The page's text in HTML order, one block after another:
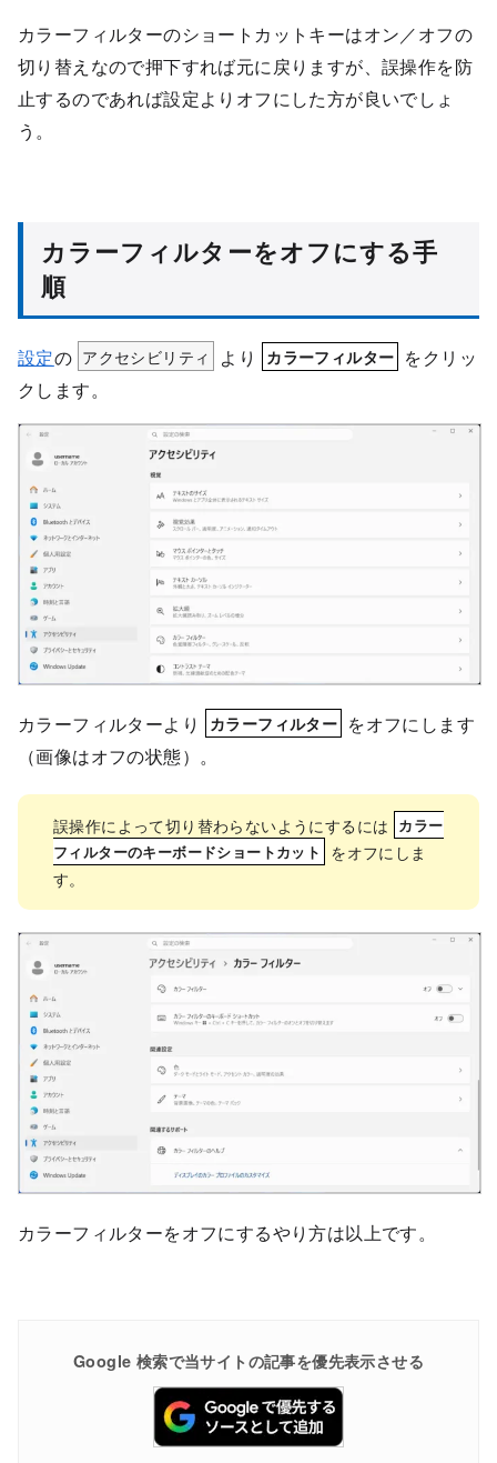
カラーフィルターのショートカットキーはオン／オフの
切り替えなので押下すれば元に戻りますが、誤操作を防
止するのであれば設定よりオフにした方が良いでしょ
う。
カラーフィルターをオフにする手
順
設定の アクセシビリティ より カラーフィルター をクリッ
クします。
カラーフィルターより カラーフィルター をオフにします
（画像はオフの状態）。
誤操作によって切り替わらないようにするには カラー
フィルターのキーボードショートカット
をオフにしま
す。
カラーフィルターをオフにするやり方は以上です。
Google 検索で当サイトの記事を優先表示させる